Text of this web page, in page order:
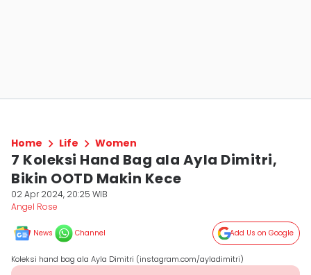
Home Life Women
7 Koleksi Hand Bag ala Ayla Dimitri,
Bikin OOTD Makin Kece
02 Apr 2024, 20:25 WIB
Angel Rose
News Channel Add Us on Google
Koleksi hand bag ala Ayla Dimitri (instagram.com/ayladimitri)